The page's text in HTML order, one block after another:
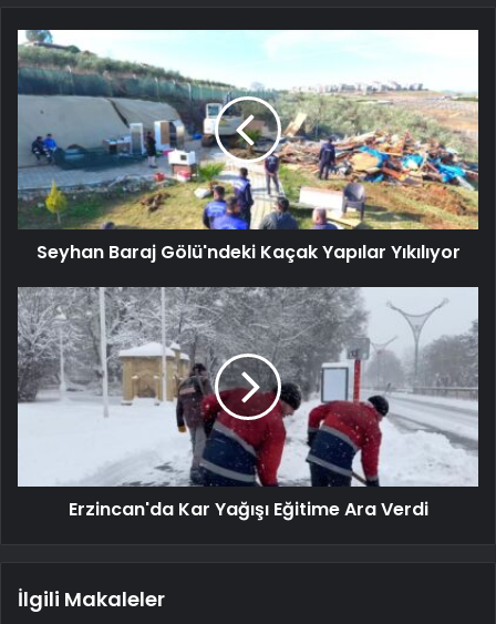
Seyhan Baraj Gölü'ndeki Kaçak Yapılar Yıkılıyor
Erzincan'da Kar Yağışı Eğitime Ara Verdi
İlgili Makaleler